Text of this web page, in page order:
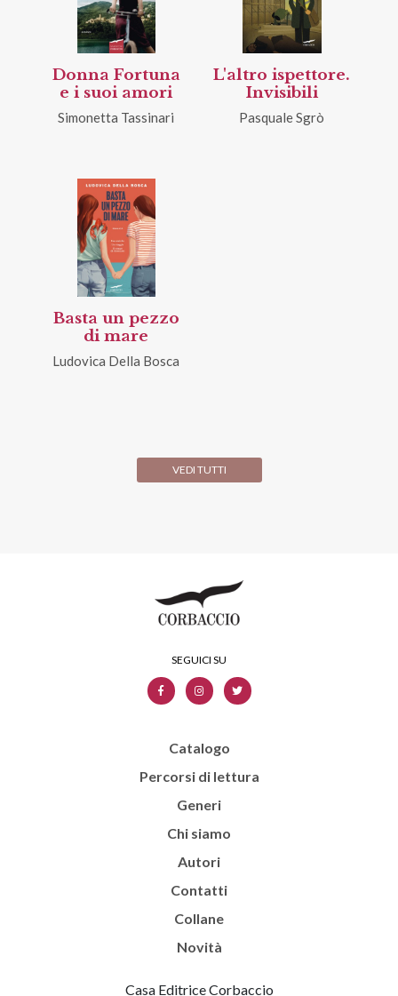
Donna Fortuna
e i suoi amori
Simonetta Tassinari
L'altro ispettore.
Invisibili
Pasquale Sgrò
Basta un pezzo
di mare
Ludovica Della Bosca
VEDI TUTTI
Catalogo
Percorsi di lettura
Generi
Chi siamo
Autori
Contatti
Collane
Novità
Casa Editrice Corbaccio